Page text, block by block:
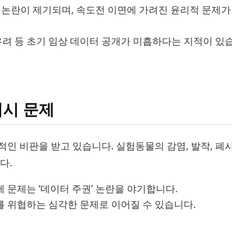
란이 제기되며, 속도전 이면에 가려진 윤리적 문제
등 초기 임상 데이터 공개가 미흡하다는 지적이 있
문제
비판을 받고 있습니다. 실험동물의 감염, 발작, 폐
.
제는 ‘데이터 주권’ 논란을 야기합니다.
위협하는 심각한 문제로 이어질 수 있습니다.